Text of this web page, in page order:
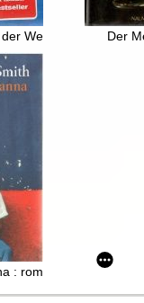
Welt : Eine Der
: roman